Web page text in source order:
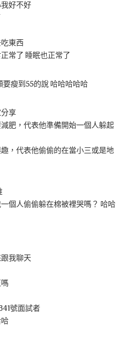
好不好
東西
常了 睡眠也正常了
瘦到55的說 哈哈哈哈哈
享
肥，代表他準備開始一個人躲起
，代表他偷偷的在當小三或是地
個人偷偷躲在棉被裡哭嗎？ 哈哈
我聊天
號面試者